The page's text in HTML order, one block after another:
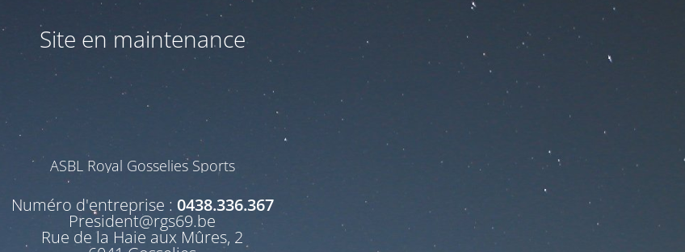
Site en maintenance
ASBL Royal Gosselies Sports
Numéro d'entreprise : 0438.336.367
President@rgs69.be
Rue de la Haie aux Mûres, 2